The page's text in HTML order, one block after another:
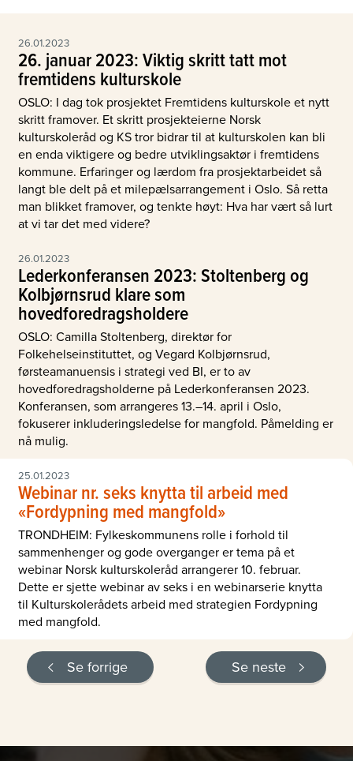
26.01.2023
26. januar 2023: Viktig skritt tatt mot
fremtidens kulturskole
OSLO: I dag tok prosjektet Fremtidens kulturskole et nytt
skritt framover. Et skritt prosjekteierne Norsk
kulturskoleråd og KS tror bidrar til at kulturskolen kan bli
en enda viktigere og bedre utviklingsaktør i fremtidens
kommune. Erfaringer og lærdom fra prosjektarbeidet så
langt ble delt på et milepælsarrangement i Oslo. Så retta
man blikket framover, og tenkte høyt: Hva har vært så lurt
at vi tar det med videre?
26.01.2023
Lederkonferansen 2023: Stoltenberg og
Kolbjørnsrud klare som
hovedforedragsholdere
OSLO: Camilla Stoltenberg, direktør for
Folkehelseinstituttet, og Vegard Kolbjørnsrud,
førsteamanuensis i strategi ved BI, er to av
hovedforedragsholderne på Lederkonferansen 2023.
Konferansen, som arrangeres 13.–14. april i Oslo,
fokuserer inkluderingsledelse for mangfold. Påmelding er
nå mulig.
25.01.2023
Webinar nr. seks knytta til arbeid med
«Fordypning med mangfold»
TRONDHEIM: Fylkeskommunens rolle i forhold til
sammenhenger og gode overganger er tema på et
webinar Norsk kulturskoleråd arrangerer 10. februar.
Dette er sjette webinar av seks i en webinarserie knytta
til Kulturskolerådets arbeid med strategien Fordypning
med mangfold.
Se forrige Se neste